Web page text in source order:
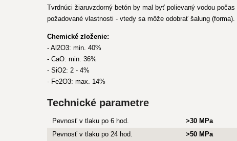
Tvrdnúci žiaruvzdorný betón by mal byť polievaný vodou
požadované vlastnosti - vtedy sa môže odobrať šalung
Chemické zloženie:
- Al2O3: min. 40%
- CaO: min. 36%
- SiO2: 2 - 4%
- Fe2O3: max. 14%
Technické parametre
Pevnosť v tlaku po 6 hod.
>30 MPa
Pevnosť v tlaku po 24 hod.
>50 MPa